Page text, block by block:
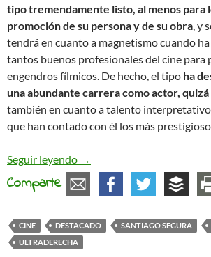
tipo tremendamente listo, al menos para
promoción de su persona y de su obra, y
tendrá en cuanto a magnetismo cuando
tantos buenos profesionales del cine para
engendros fílmicos. De hecho, el tipo ha
una abundante carrera como actor,
también en cuanto a talento
que han contado con él los más
Seguir leyendo Torrente, Santiago Segura
→
Comparte
CINE DESTACADO SANTIAGO SEGURA
ULTRADERECHA